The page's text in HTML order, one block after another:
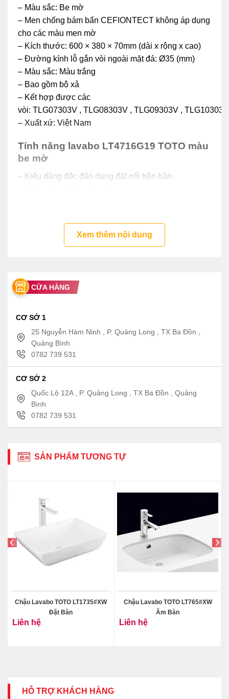
– Màu sắc: Be mờ
– Men chống bám bẩn CEFIONTECT không áp dụng
cho các màu men mờ
– Kích thước: 600 × 380 × 70mm (dài x rộng x cao)
– Đường kính lỗ gắn vòi ngoài mặt đá: Ø35 (mm)
– Màu sắc: Màu trắng
– Bao gồm bộ xả
– Kết hợp được các
vòi: TLG07303V , TLG08303V , TLG09303V ,
– Xuất xứ: Việt Nam
Tính năng lavabo LT4716G19 TOTO màu
be mờ
– Kiểu dáng độc đáo dạng đặt nổi trên bàn
Chi tiết lavabo LT4716G19MBE bao gồm
– Bộ thoát thải : VM5D419V
LT4716 G19 MBE
Xem thêm nội dung
CỬA HÀNG
CƠ SỞ 1
25 Nguyễn Hàm Ninh , P. Quảng Long , TX Ba Đồn ,
Quảng Bình
0782 739 531
CƠ SỞ 2
Quốc Lộ 12A , P. Quảng Long , TX Ba Đồn , Quảng
Bình
0782 739 531
SẢN PHẨM TƯƠNG TỰ
Chậu Lavabo TOTO LT1735#XW
Đặt Bàn
Liên hệ
Chậu Lavabo TOTO LT765#XW
Âm Bàn
Liên hệ
HỖ TRỢ KHÁCH HÀNG